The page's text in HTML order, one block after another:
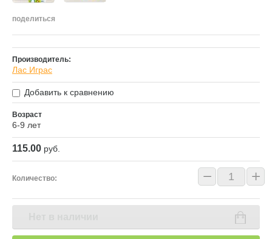
поделиться
Производитель:
Лас Играс
Добавить к сравнению
Возраст
6-9 лет
115.00 руб.
Количество: − +